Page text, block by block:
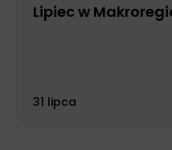
Lipiec w
31 lipca